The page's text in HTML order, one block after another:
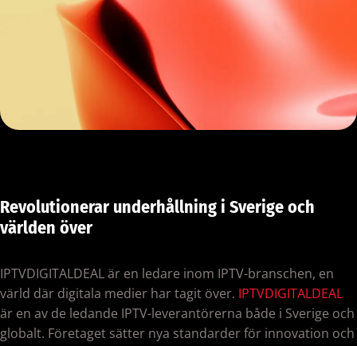
Revolutionerar underhållning i Sverige och
världen över
IPTVDIGITALDEAL är en ledare inom IPTV-branschen, en
värld där digitala medier har tagit över. IPTVDIGITALDEAL
är en av de ledande IPTV-leverantörerna både i Sverige och
globalt. Företaget sätter nya standarder för innovation och